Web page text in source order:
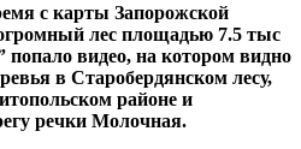
с карты Запорожской
лес площадью 7.5 тыс
видео, на котором видно
в Старобердянском лесу,
районе и
речки Молочная.